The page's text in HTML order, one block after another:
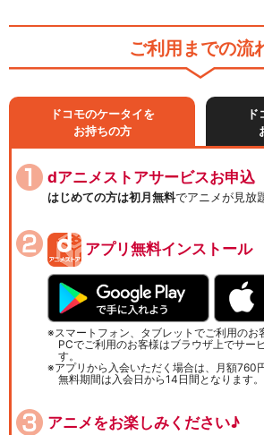
ご利用までの流
ドコモのケータイを
お持ちの方
dアニメストアサービスお申込
はじめての方は初月無料でアニメが見放
アプリ無料インストール
スマートフォン、タブレットでご利用のお
PCでご利用のお客様はブラウザ上でサー
す。
アプリから入会いただく場合は、月額760
無料期間は入会日から14日間となります。
アニメをお楽しみください♪